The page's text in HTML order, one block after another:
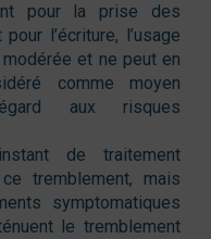
pour la prise des
l’écriture, l’usage
et ne peut en
comme moyen
aux risques
de traitement
tremblement, mais
symptomatiques
le tremblement